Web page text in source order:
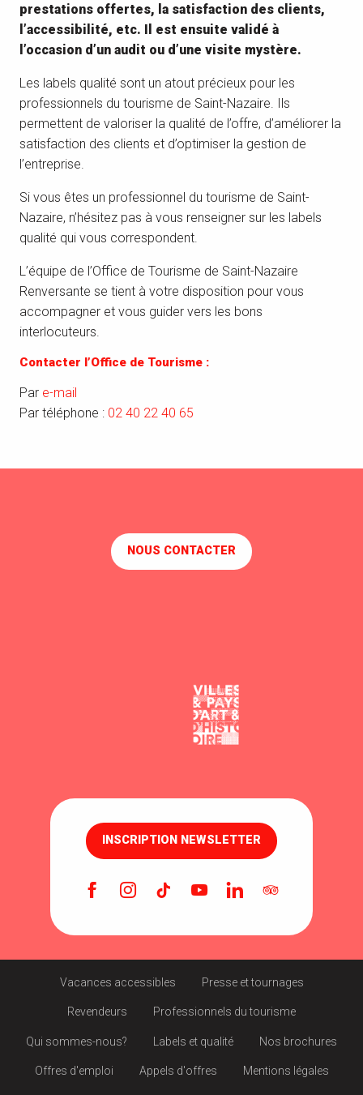
prestations offertes, la satisfaction des clients,
l’accessibilité, etc. Il est ensuite validé à
l’occasion d’un audit ou d’une visite mystère.
Les labels qualité sont un atout précieux pour les
professionnels du tourisme de Saint-Nazaire. Ils
permettent de valoriser la qualité de l’offre, d’améliorer la
satisfaction des clients et d’optimiser la gestion de
l’entreprise.
Si vous êtes un professionnel du tourisme de Saint-
Nazaire, n’hésitez pas à vous renseigner sur les labels
qualité qui vous correspondent.
L’équipe de l’Office de Tourisme de Saint-Nazaire
Renversante se tient à votre disposition pour vous
accompagner et vous guider vers les bons
interlocuteurs.
Contacter l’Office de Tourisme :
Par e-mail
Par téléphone : 02 40 22 40 65
NOUS CONTACTER
INSCRIPTION NEWSLETTER
Vacances accessibles Presse et tournages
Revendeurs Professionnels du tourisme
Qui sommes-nous? Labels et qualité Nos brochures
Offres d'emploi Appels d'offres Mentions légales